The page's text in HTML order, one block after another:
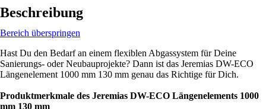
Beschreibung
Bereich überspringen
Hast Du den Bedarf an einem flexiblen Abgassystem für Deine
Sanierungs- oder Neubauprojekte? Dann ist das Jeremias DW-ECO
Längenelement 1000 mm 130 mm genau das Richtige für Dich.
Produktmerkmale des Jeremias DW-ECO Längenelements 1000
mm 130 mm